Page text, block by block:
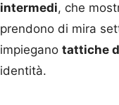
intermedi, che
prendono di mira
impiegano tattiche
identità.